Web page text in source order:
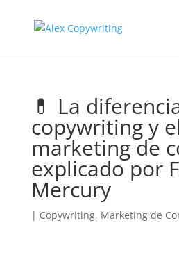
💊 La
copywriting y el
marketing de
explicado por
Mercury
| Copywriting, Marketing de